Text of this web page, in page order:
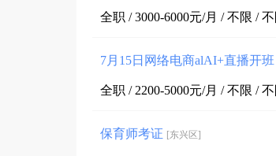
全职 / 3000-6000元/月 / 不限 /
7月15日网络电商alAI+直播开班
全职 / 2200-5000元/月 / 不限 /
保育师考证 [东兴区]